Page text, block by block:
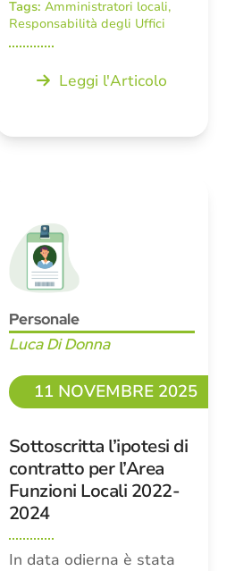
Tags: Amministratori locali,
Responsabilità degli Uffici
Leggi l'Articolo
Personale
Luca Di Donna
11 NOVEMBRE 2025
Sottoscritta l’ipotesi di
contratto per l’Area
Funzioni Locali 2022-
2024
In data odierna è stata